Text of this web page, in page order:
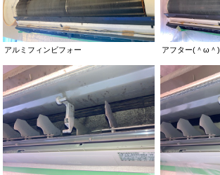
アルミフィンビフォー アフター(＾ω＾)